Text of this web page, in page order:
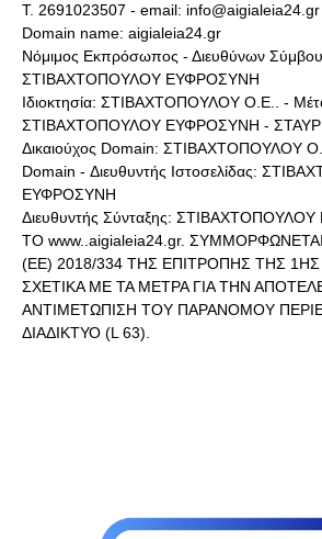
Τ. 2691023507 - email: info@aigialeia24.gr
Domain name: aigialeia24.gr
Νόμιμος Εκπρόσωπος - Διευθύνων
ΣΤΙΒΑΧΤΟΠΟΥΛΟΥ ΕΥΦΡΟΣΥΝΗ
Ιδιοκτησία: ΣΤΙΒΑΧΤΟΠΟΥΛΟΥ Ο.Ε.. -
ΣΤΙΒΑΧΤΟΠΟΥΛΟΥ ΕΥΦΡΟΣΥΝΗ -
Δικαιούχος Domain: ΣΤΙΒΑΧΤΟΠΟΥΛΟΥ
Domain - Διευθυντής Ιστοσελίδας:
ΕΥΦΡΟΣΥΝΗ
Διευθυντής Σύνταξης: ΣΤΙΒΑΧΤΟΠΟΥΛΟΥ
ΤΟ www..aigialeia24.gr.
(ΕΕ) 2018/334 ΤΗΣ ΕΠΙΤΡΟΠΗΣ ΤΗΣ
ΣΧΕΤΙΚΑ ΜΕ ΤΑ ΜΕΤΡΑ ΓΙΑ ΤΗΝ
ΑΝΤΙΜΕΤΩΠΙΣΗ ΤΟΥ ΠΑΡΑΝΟΜΟΥ
ΔΙΑΔΙΚΤΥΟ (L 63).